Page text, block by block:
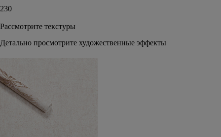
230
Рассмотрите текстуры
Детально просмотрите художественные эффекты